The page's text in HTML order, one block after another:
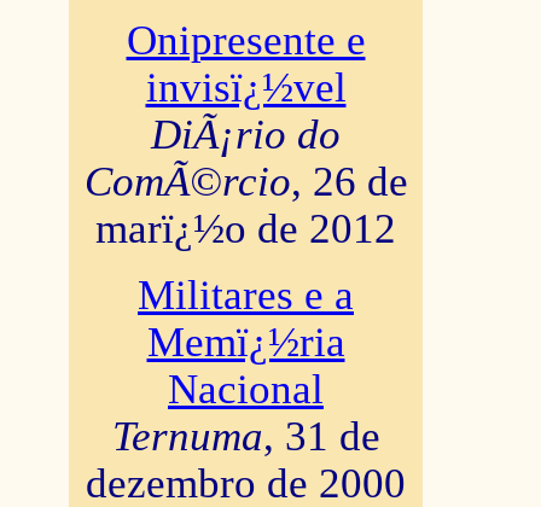
Onipresente e
invisï¿½vel
DiÃ¡rio do
ComÃ©rcio, 26 de
marï¿½o de 2012
Militares e a
Memï¿½ria
Nacional
Ternuma, 31 de
dezembro de 2000